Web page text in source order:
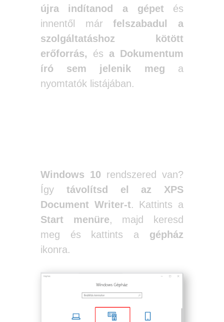
újra indítanod a gépetés
innentől márfelszabadul
a
szolgáltatáshoz kötött
erőforrás, és a Dokumentum
író sem jelenik meg a
nyomtatók listájában.
Windows 10 rendszered van?
Így távolítsd el
az XPS
Document Writer-t. Kattints a
Start menüre, majd keresd
meg és kattints a gépház
ikonra.